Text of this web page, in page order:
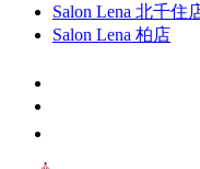
Salon Lena 北千住
Salon Lena 柏店